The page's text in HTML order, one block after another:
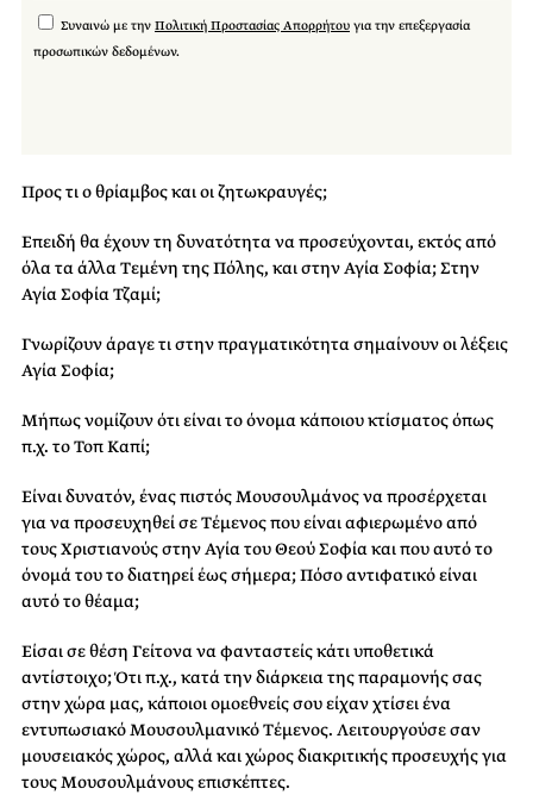
Συναινώ με την Πολιτική Προστασίας Απορρήτου για την επεξεργασία
προσωπικών δεδομένων.
Προς τι ο θρίαμβος και οι ζητωκραυγές;
Επειδή θα έχουν τη δυνατότητα να προσεύχονται, εκτός από
όλα τα άλλα Τεμένη της Πόλης, και στην Αγία Σοφία; Στην
Αγία Σοφία Τζαμί;
Γνωρίζουν άραγε τι στην πραγματικότητα σημαίνουν οι λέξεις
Αγία Σοφία;
Μήπως νομίζουν ότι είναι το όνομα κάποιου κτίσματος όπως
π.χ. το Τοπ Καπί;
Είναι δυνατόν, ένας πιστός Μουσουλμάνος να προσέρχεται
για να προσευχηθεί σε Τέμενος που είναι αφιερωμένο από
τους Χριστιανούς στην Αγία του Θεού Σοφία και που αυτό το
όνομά του το διατηρεί έως σήμερα; Πόσο αντιφατικό είναι
αυτό το θέαμα;
Είσαι σε θέση Γείτονα να φανταστείς κάτι υποθετικά
αντίστοιχο; Ότι π.χ., κατά την διάρκεια της παραμονής σας
στην χώρα μας, κάποιοι ομοεθνείς σου είχαν χτίσει ένα
εντυπωσιακό Μουσουλμανικό Τέμενος. Λειτουργούσε σαν
μουσειακός χώρος, αλλά και χώρος διακριτικής προσευχής για
τους Μουσουλμάνους επισκέπτες.